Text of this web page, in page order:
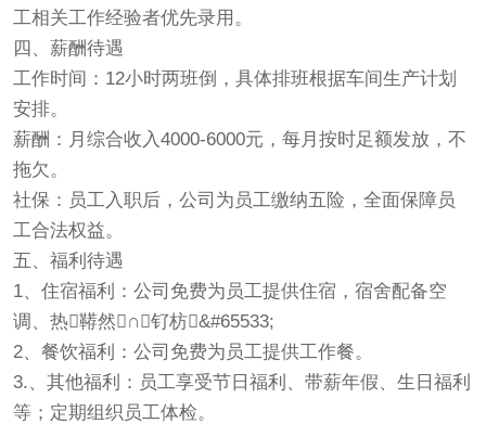
工相关工作经验者优先录用。
四、薪酬待遇
工作时间：12小时两班倒，具体排班根据车间生产计划
安排。
薪酬：月综合收入4000-6000元，每月按时足额发放，不
拖欠。
社保：员工入职后，公司为员工缴纳五险，全面保障员
工合法权益。
五、福利待遇
1、住宿福利：公司免费为员工提供住宿，宿舍配备空
调、热鞯然∩钌枋&#65533;
2、餐饮福利：公司免费为员工提供工作餐。
3.、其他福利：员工享受节日福利、带薪年假、生日福利
等；定期组织员工体检。